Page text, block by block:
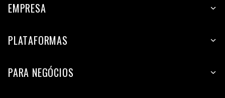
EMPRESA
PLATAFORMAS
PARA NEGÓCIOS